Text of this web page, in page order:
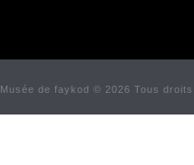
Musée de faykod © 2026 Tous droits